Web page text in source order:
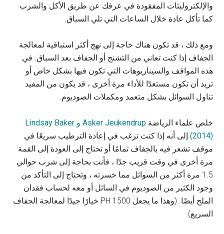
والإلكتروليتات المفقودة في عرقك عن طريق الأكل والشرب
كما تأكل عادة خلال الساعات التي تلي السباق.
ومع ذلك ، قد تكون هناك حاجة إلى نهج أكثر استباقية لمعالجة
الجفاف إذا كنت تعاني من التشنج أو الجفاف بعد السباق. في
هذه المواقف والسيناريوهات التي تكون فيها بشكل خاص أو
تريد أن تكون مستعدًا للأداء مرة أخرى ، قد يكون من المفيد
تناول السوائل بشكل متعمد ومكملات الصوديوم.
خلص علماء الرياضة
Asker Jeukendrup و Lindsay Baker
(2014) إلى أنه إذا كنت ترغب في إعادة الترطيب سريعًا في
موقف تشعر فيه بالجفاف تمامًا أو تحتاج إلى العودة إلى القمة
مرة أخرى في وقت قريب جدًا ، فأنت بحاجة إلى شرب حوالي
1.5 مرة أكثر من السوائل مما خسرته ، وتحتاج إلى التأكد من
وجود الكثير من الصوديوم في السائل أو معه لحساب فقدان
الملح أيضًا. (وهذا ما يجعل PH 1500 خيارًا جيدًا لمعالجة الجفاف
السريع).